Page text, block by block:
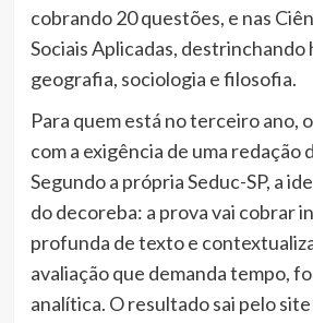
cobrando 20 questões, e nas
Sociais Aplicadas, destrinchando
geografia, sociologia e filosofia.
Para quem está no terceiro ano,
com a exigência de uma redação
Segundo a própria Seduc-SP, a
do decoreba: a prova vai cobrar
profunda de texto e
avaliação que demanda tempo,
analítica. O resultado sai pelo